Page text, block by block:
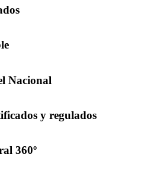
Nacional
y regulados
360º